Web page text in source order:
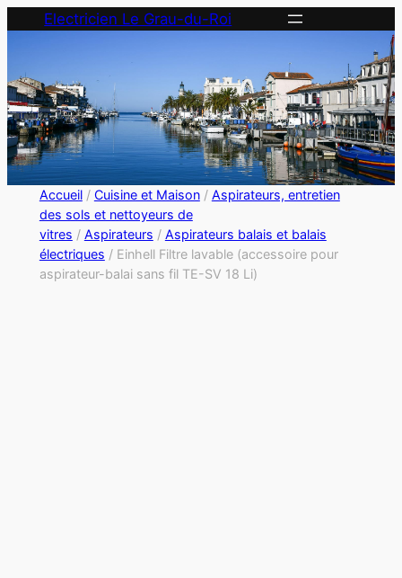
Electricien Le Grau-du-Roi
Accueil/ Cuisine et Maison/ Aspirateurs, entretien
des sols et nettoyeurs de
vitres / Aspirateurs / Aspirateurs balais et balais
électriques / Einhell Filtre lavable (accessoire pour
aspirateur-balai sans fil TE-SV 18 Li)